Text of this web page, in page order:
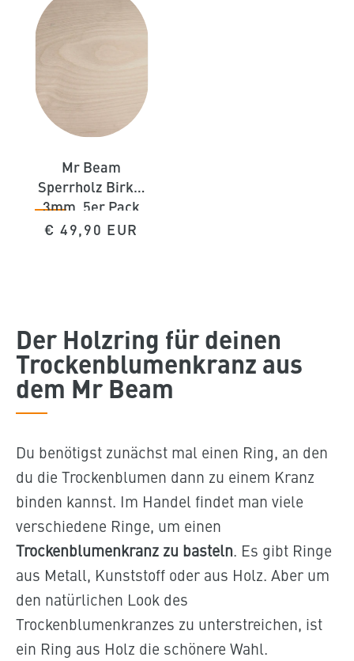
Mr Beam
Sperrholz Birke,
3mm, 5er Pack
A3
Normaler
€ 49,90 EUR
Der Holzring für deinen
Trockenblumenkranz aus
dem Mr Beam
Du benötigst zunächst mal einen Ring, an den
du die Trockenblumen dann zu einem Kranz
binden kannst. Im Handel findet man viele
verschiedene Ringe, um einen
Trockenblumenkranz zu basteln. Es gibt Ringe
aus Metall, Kunststoff oder aus Holz. Aber um
den natürlichen Look des
Trockenblumenkranzes zu unterstreichen, ist
ein Ring aus Holz die schönere Wahl.